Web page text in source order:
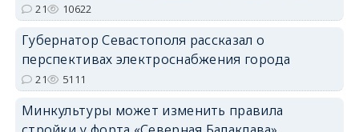
21 10622
Губернатор Севастополя рассказал о
перспективах электроснабжения города
21 5111
Минкультуры может изменить правила